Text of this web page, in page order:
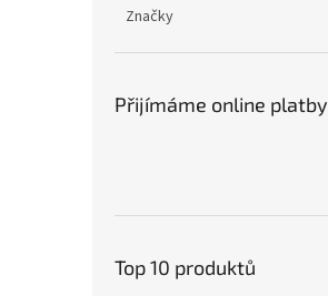
Značky
Přijímáme online platby
Top 10 produktů